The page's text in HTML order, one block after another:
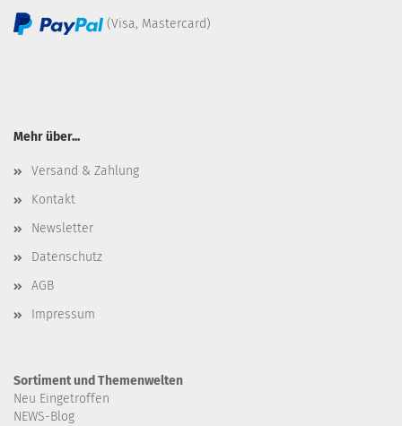
(Visa, Mastercard)
Mehr über...
Versand & Zahlung
Kontakt
Newsletter
Datenschutz
AGB
Impressum
Sortiment und Themenwelten
Neu Eingetroffen
NEWS-Blog